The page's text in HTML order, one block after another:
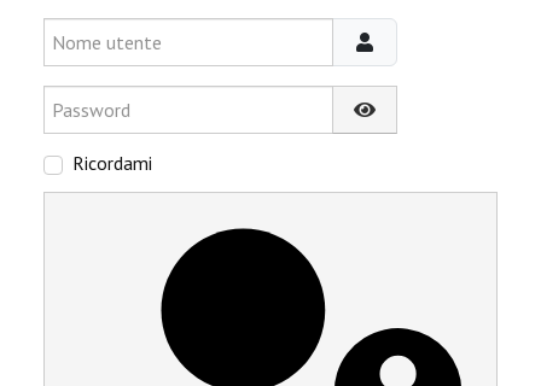
Nome utente
Password
Mostra password
Ricordami